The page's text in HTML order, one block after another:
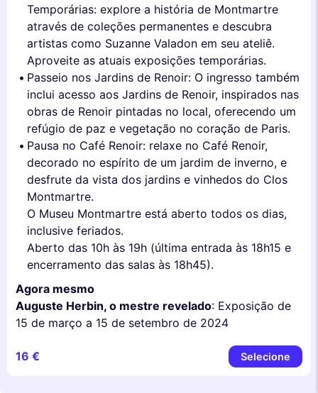
Temporárias: explore a história de Montmartre
através de coleções permanentes e descubra
artistas como Suzanne Valadon em seu ateliê.
Aproveite as atuais exposições temporárias.
Passeio nos Jardins de Renoir: O ingresso também
inclui acesso aos Jardins de Renoir, inspirados nas
obras de Renoir pintadas no local, oferecendo um
refúgio de paz e vegetação no coração de Paris.
Pausa no Café Renoir: relaxe no Café Renoir,
decorado no espírito de um jardim de inverno, e
desfrute da vista dos jardins e vinhedos do Clos
Montmartre.
O Museu Montmartre está aberto todos os dias,
inclusive feriados.
Aberto das 10h às 19h (última entrada às 18h15 e
encerramento das salas às 18h45).
Agora mesmo
Auguste Herbin, o mestre revelado: Exposição de
15 de março a 15 de setembro de 2024
16 € Selecione